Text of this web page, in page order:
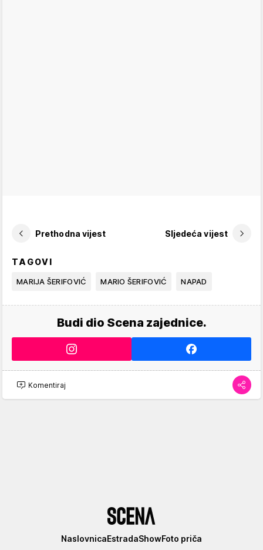
Prethodna vijest Sljedeća vijest
TAGOVI
MARIJA ŠERIFOVIĆ MARIO ŠERIFOVIĆ NAPAD
Budi dio Scena zajednice.
Komentiraj
NaslovnicaEstradaShowFoto priča